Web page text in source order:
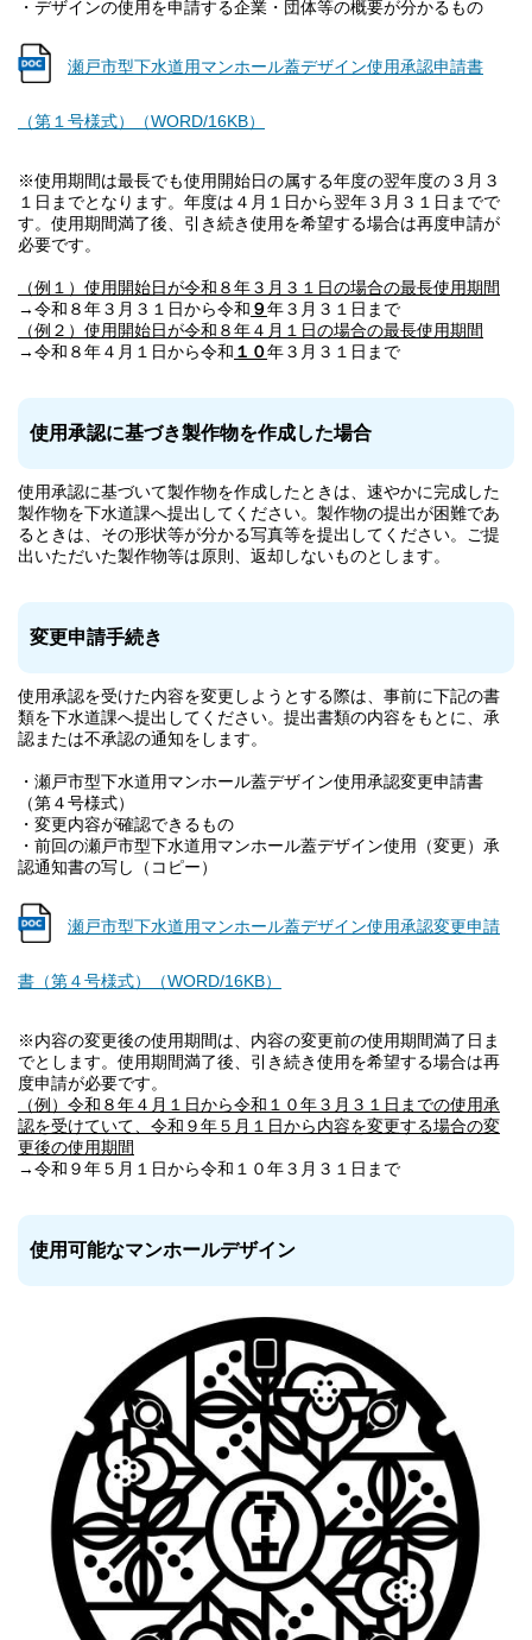
・デザインの使用を申請する企業・団体等の概要が分かるもの
瀬戸市型下水道用マンホール蓋デザイン使用承認申請書
（第１号様式）（WORD/16KB）
※使用期間は最長でも使用開始日の属する年度の翌年度の３月３
１日までとなります。年度は４月１日から翌年３月３１日までで
す。使用期間満了後、引き続き使用を希望する場合は再度申請が
必要です。
（例１）使用開始日が令和８年３月３１日の場合の最長使用期間
→令和８年３月３１日から令和 ９年３月３１日まで
（例２）使用開始日が令和８年４月１日の場合の最長使用期間
→令和８年４月１日から令和 １０年３月３１日まで
使用承認に基づき製作物を作成した場合
使用承認に基づいて製作物を作成したときは、速やかに完成した
製作物を下水道課へ提出してください。製作物の提出が困難であ
るときは、その形状等が分かる写真等を提出してください。ご提
出いただいた製作物等は原則、返却しないものとします。
変更申請手続き
使用承認を受けた内容を変更しようとする際は、事前に下記の書
類を下水道課へ提出してください。提出書類の内容をもとに、承
認または不承認の通知をします。
・瀬戸市型下水道用マンホール蓋デザイン使用承認変更申請書
（第４号様式）
・変更内容が確認できるもの
・前回の瀬戸市型下水道用マンホール蓋デザイン使用（変更）承
認通知書の写し（コピー）
瀬戸市型下水道用マンホール蓋デザイン使用承認変更申請
書（第４号様式）（WORD/16KB）
※内容の変更後の使用期間は、内容の変更前の使用期間満了日ま
でとします。使用期間満了後、引き続き使用を希望する場合は再
度申請が必要です。
（例）令和８年４月１日から令和１０年３月３１日までの使用承
認を受けていて、令和９年５月１日から内容を変更する場合の変
更後の使用期間
→令和９年５月１日から令和１０年３月３１日まで
使用可能なマンホールデザイン